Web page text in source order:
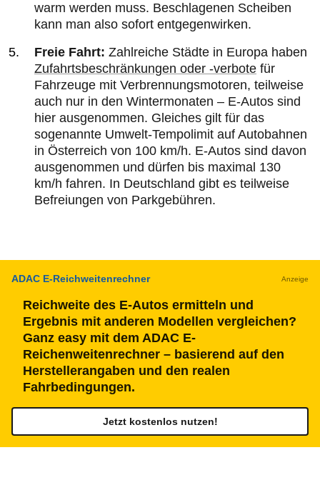
warm werden muss. Beschlagenen Scheiben
kann man also sofort entgegenwirken.
Freie Fahrt: Zahlreiche Städte in Europa haben
Zufahrtsbeschränkungen oder -verbote für
Fahrzeuge mit Verbrennungsmotoren, teilweise
auch nur in den Wintermonaten – E-Autos sind
hier ausgenommen. Gleiches gilt für das
sogenannte Umwelt-Tempolimit auf Autobahnen
in Österreich von 100 km/h. E-Autos sind davon
ausgenommen und dürfen bis maximal 130
km/h fahren. In Deutschland gibt es teilweise
Befreiungen von Parkgebühren.
ADAC E-Reichweitenrechner Anzeige
Reichweite des E-Autos ermitteln und
Ergebnis mit anderen Modellen vergleichen?
Ganz easy mit dem ADAC E-
Reichenweitenrechner – basierend auf den
Herstellerangaben und den realen
Fahrbedingungen.
Jetzt kostenlos nutzen!